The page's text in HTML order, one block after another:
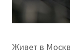
Живет в